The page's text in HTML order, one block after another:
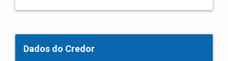
Dados do Credor